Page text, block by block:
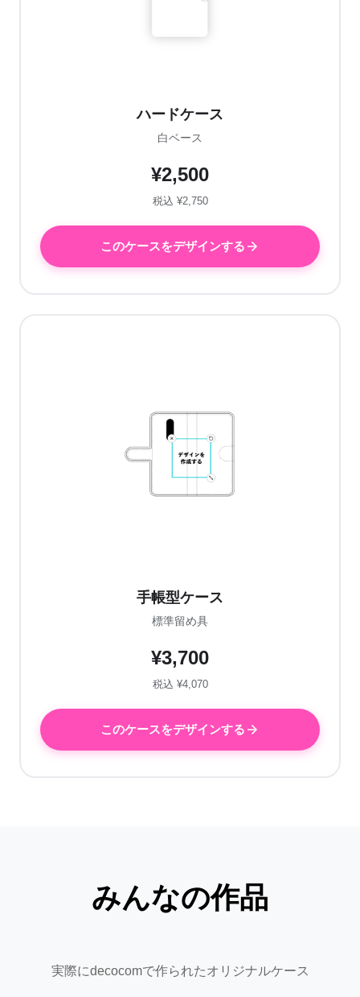
ハードケース
白ベース
¥2,500
税込 ¥2,750
このケースをデザインする
手帳型ケース
標準留め具
¥3,700
税込 ¥4,070
このケースをデザインする
みんなの作品
実際にdecocomで作られたオリジナルケース